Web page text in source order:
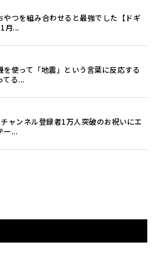
やつを組み合わせると最強でした【ドギ
月...
を使って「地震」という言葉に反応する
てる...
チャンネル登録者1万人突破のお祝いにエ
ー...